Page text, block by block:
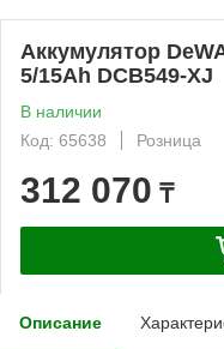
Аккумулятор
5/15Ah DCB549-XJ
В наличии
Код: 65638
Розница
312 070 ₸
Описание